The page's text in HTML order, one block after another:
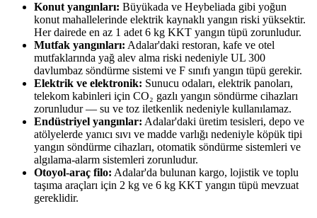
Konut yangınları: Büyükada ve Heybeliada gibi yoğun
konut mahallelerinde elektrik kaynaklı yangın riski yüksektir.
Her dairede en az 1 adet 6 kg KKT yangın tüpü zorunludur.
Mutfak yangınları: Adalar'daki restoran, kafe ve otel
mutfaklarında yağ alev alma riski nedeniyle UL 300
davlumbaz söndürme sistemi ve F sınıfı yangın tüpü gerekir.
Elektrik ve elektronik: Sunucu odaları, elektrik panoları,
telekom kabinleri için CO₂ gazlı yangın söndürme cihazları
zorunludur — su ve toz iletkenlik nedeniyle kullanılamaz.
Endüstriyel yangınlar: Adalar'daki üretim tesisleri, depo ve
atölyelerde yanıcı sıvı ve madde varlığı nedeniyle köpük tipi
yangın söndürme cihazları, otomatik söndürme sistemleri ve
algılama-alarm sistemleri zorunludur.
Otoyol-araç filo: Adalar'da bulunan kargo, lojistik ve toplu
taşıma araçları için 2 kg ve 6 kg KKT yangın tüpü mevzuat
gereklidir.